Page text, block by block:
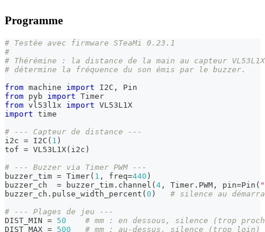
Programme
# Testée avec firmware STeaMi 0.23.1
#
# Thérémine : la distance de la main au capteur VL53L1X
# détermine la fréquence du son émis par le buzzer.
from machine import I2C ,
Pin
from pyb import Timer
from vl53l1x import VL53L1X
import time
# --- Capteur de distance ---
i2c = I2C ( 1 )
tof = VL53L1X( i2c )
# --- Buzzer via Timer PWM ---
buzzer_tim = Timer( 1 , freq=440 )
buzzer_ch = buzzer_tim . channel ( 4 , Timer . PWM , pin=Pin (
buzzer_ch . pulse_width_percent ( 0 )
# silence au
# --- Plages de jeu ---
DIST_MIN = 50
# mm : en dessous, silence (trop
DIST_MAX = 500 # mm : au-dessus, silence (trop loin)